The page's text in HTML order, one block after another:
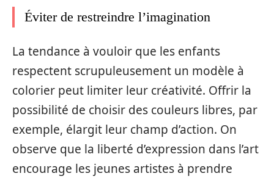
Éviter de restreindre l’imagination
La tendance à vouloir que les enfants
respectent scrupuleusement un modèle à
colorier peut limiter leur créativité. Offrir la
possibilité de choisir des couleurs libres, par
exemple, élargit leur champ d’action. On
observe que la liberté d’expression dans l’art
encourage les jeunes artistes à prendre